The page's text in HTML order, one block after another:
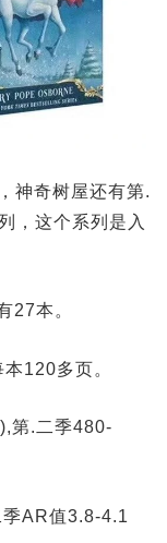
神奇树屋还有第.
，这个系列是入
27本。
120多页。
第.二季480-
AR值3.8-4.1